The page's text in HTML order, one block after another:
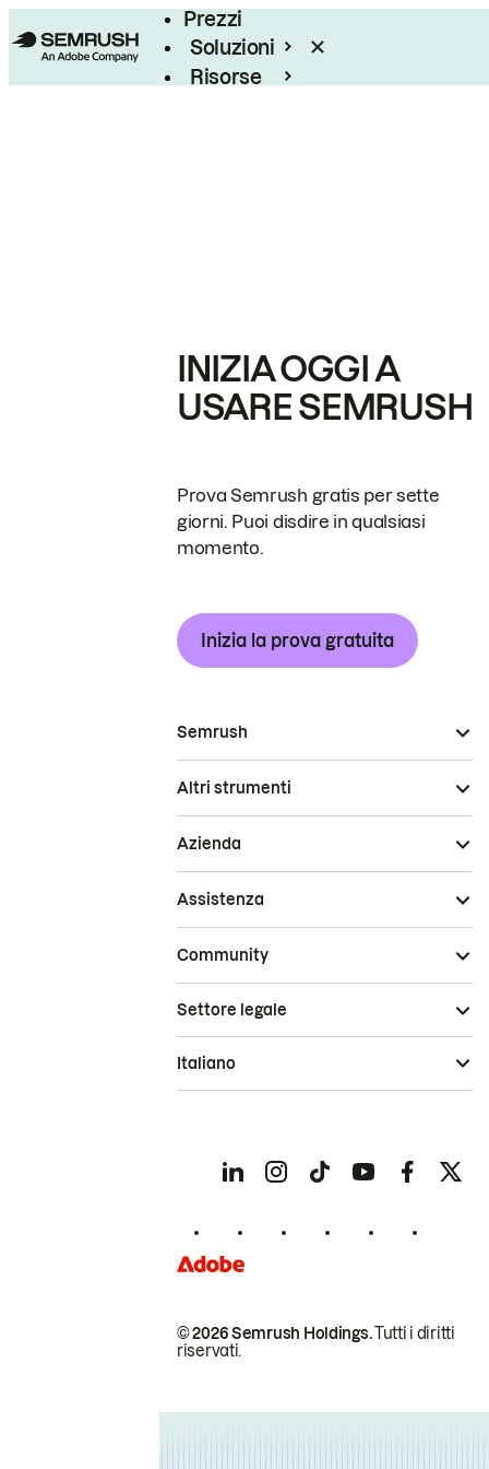
Prezzi
Soluzioni
Risorse
INIZIA OGGI A
USARE SEMRUSH
Prova Semrush gratis per sette
giorni. Puoi disdire in qualsiasi
momento.
Inizia la prova gratuita
Semrush
Altri strumenti
Azienda
Assistenza
Community
© 2026 Semrush Holdings.Tutti i diritti
riservati.
Settore legale
Italiano